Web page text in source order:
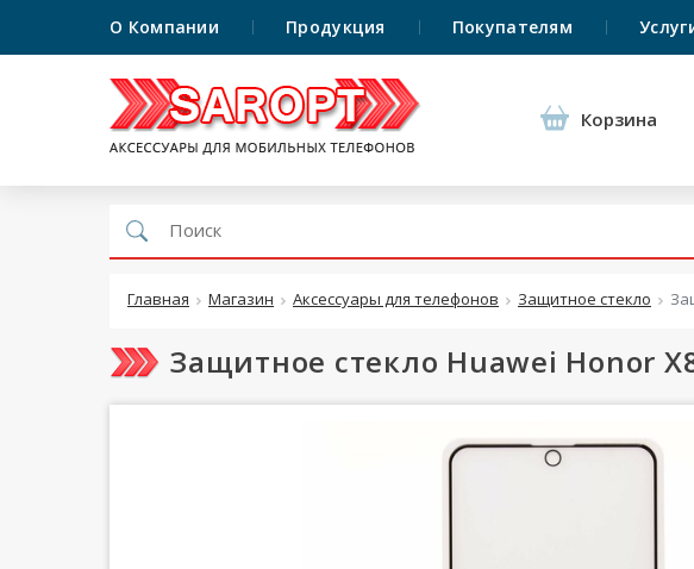
О Компании Продукция Покупателям
Корзина
Главная Магазин Аксессуары для телефонов Защитное стекло
Защитное стекло Huawei Honor